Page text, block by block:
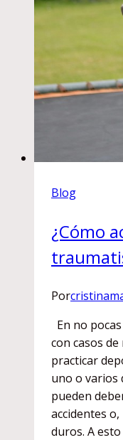
Blog
¿Cómo
Por
En no
con casos
practicar
uno o varios
pueden
accidentes
duros. A